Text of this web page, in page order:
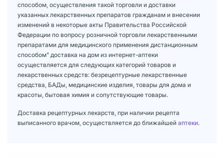
способом, осуществления такой торговли и доставки
указанных лекарственных препаратов гражданам и внесении
изменений в некоторые акты Правительства Российской
Федерации по вопросу розничной торговли лекарственными
препаратами для медицинского применения дистанционным
способом" доставка на дом из интернет-аптеки
осуществляется для следующих категорий товаров и
лекарственных средств: безрецептурные лекарственные
средства, БАДы, медицинские изделия, товары для дома и
красоты, бытовая химия и сопутствующие товары.
Доставка рецептурных лекарств, при наличии рецепта
выписанного врачом, осуществляется до ближайшей аптеки.